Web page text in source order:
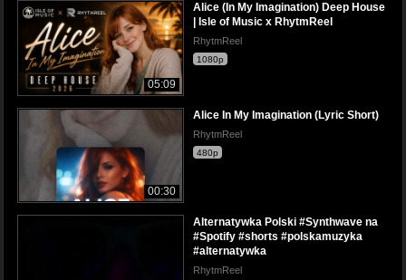
05:09
Alice (In My Imagination) Deep House
| Isle of Music x RhytmReel
RhytmReel
1080p
00:30
Alice In My Imagination (Lyric Short)
RhytmReel
480p
Alternatywka Polski #Synthwave na
#Spotify #shorts #polskamuzyka
#alternatywka
RhytmReel